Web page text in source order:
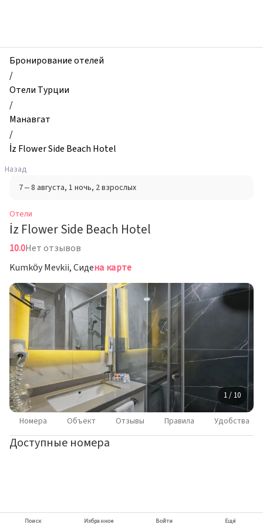
İz
Flower
Side
Beach
Hotel,
Манавгат,
Турция
Бронирование отелей
/
Отели Турции
/
Манавгат
/
İz Flower Side Beach Hotel
Назад
7 – 8 августа, 1 ночь, 2 взрослых
Отели
İz Flower Side Beach Hotel
10.0Нет отзывов
Kumköy Mevkii, Сидена карте
1 / 10
Номера Объект Отзывы Правила Удобства
Доступные номера
Поиск Избранное Войти Ещё